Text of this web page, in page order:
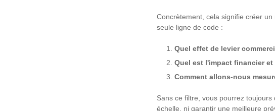
Concrètement, cela signifie créer
seule ligne de code :
Quel effet de levier
Quel est l'impact financier
Comment allons-nous
Sans ce filtre, vous pourrez
échelle, ni garantir une meilleure